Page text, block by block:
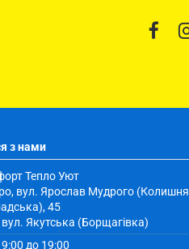
з нами
Тепло Уют
вул. Ярослав Мудрого (Колишня
45
вул. Якутська (Борщагівка)
9:00 до 19:00